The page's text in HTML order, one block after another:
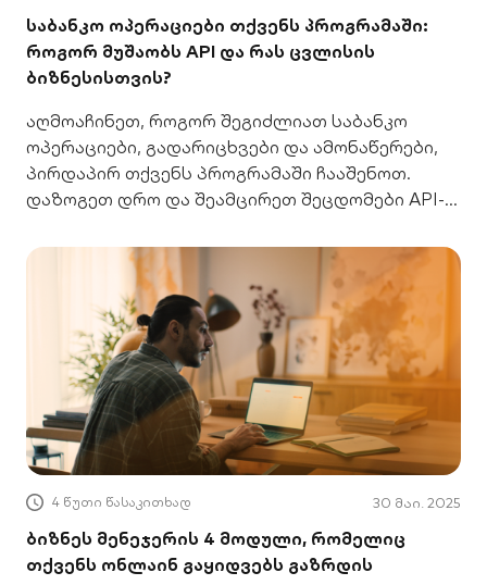
საბანკო ოპერაციები თქვენს პროგრამაში:
როგორ მუშაობს API და რას ცვლისის
ბიზნესისთვის?
აღმოაჩინეთ, როგორ შეგიძლიათ საბანკო
ოპერაციები, გადარიცხვები და ამონაწერები,
პირდაპირ თქვენს პროგრამაში ჩააშენოთ.
დაზოგეთ დრო და შეამცირეთ შეცდომები API-
4 წუთი წასაკითხად 30 მაი. 2025
ბიზნეს მენეჯერის 4 მოდული, რომელიც
თქვენს ონლაინ გაყიდვებს გაზრდის